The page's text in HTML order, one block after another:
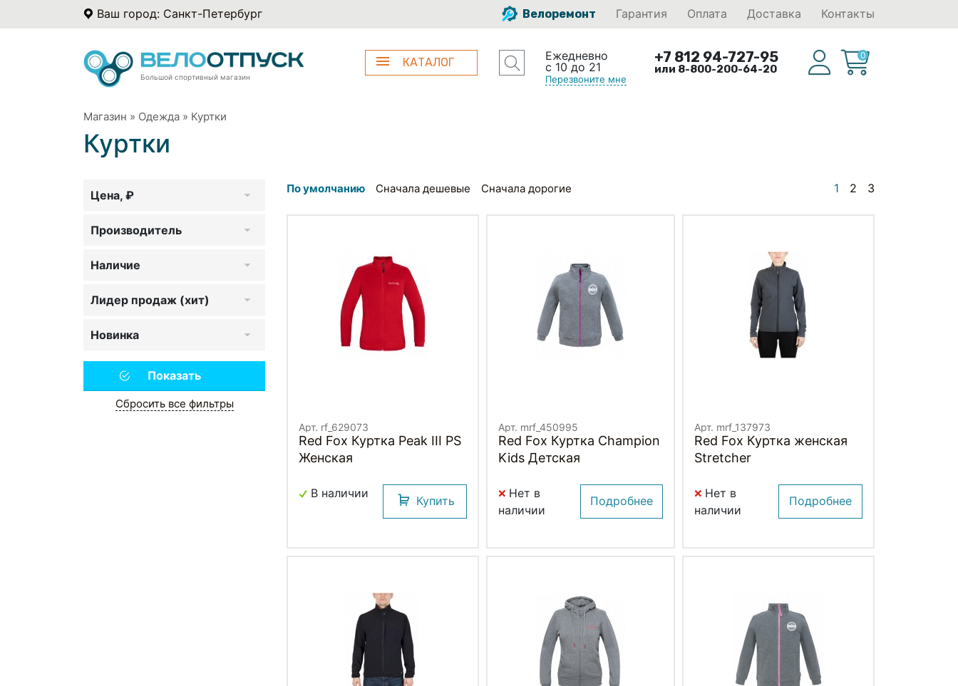
Ваш город: Санкт-Петербург Велоремонт Гарантия Оплата Доставка Контакты
Большой спортивный магазин
КАТАЛОГ
Ежедневно
с 10 до 21
Перезвоните мне
+7 812 94-727-95
или 8-800-200-64-20
0
Магазин » Одежда » Куртки
Куртки
Цена, ₽
Производитель
Наличие
Лидер продаж (хит)
Новинка
Сбросить все фильтры
По умолчанию Сначала дешевые Сначала дорогие 1 2 3
Арт. rf_629073
Red Fox Куртка Peak III PS
Женская
В наличии
Купить
Арт. mrf_450995
Red Fox Куртка Champion
Kids Детская
Нет в
наличии
Подробнее
Арт. mrf_137973
Red Fox Куртка женская
Stretcher
Нет в
наличии
Подробнее